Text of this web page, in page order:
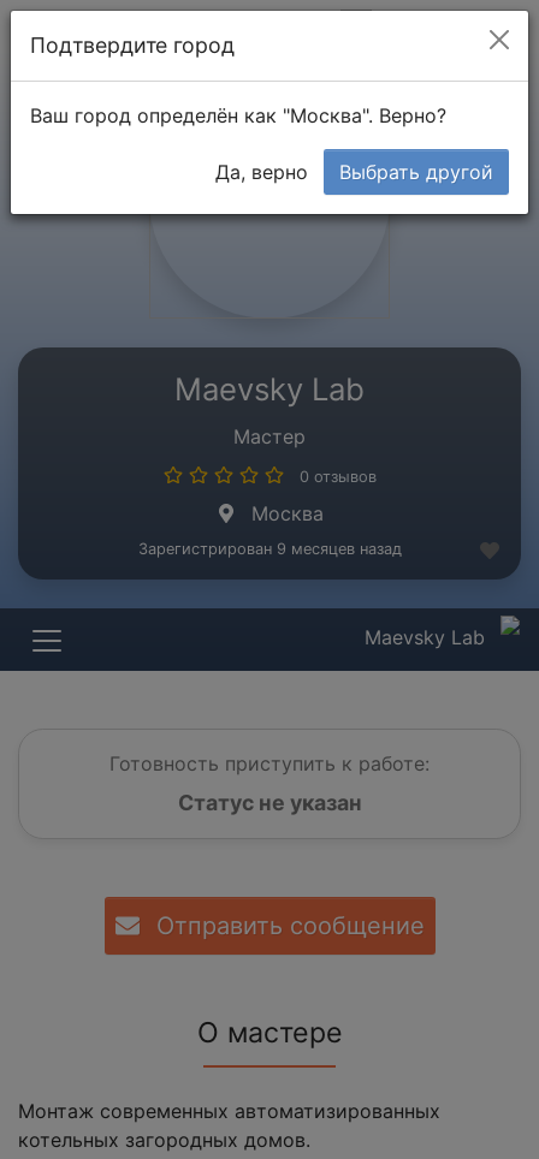
Maevsky Lab
Мастер
0 отзывов
Москва
Зарегистрирован 9 месяцев назад
Maevsky Lab
Готовность приступить к работе:
Статус не указан
Отправить сообщение
О мастере
Монтаж современных автоматизированных
котельных загородных домов.
Подтвердите город
Ваш город определён как "Москва". Верно?
Да, верно Выбрать другой